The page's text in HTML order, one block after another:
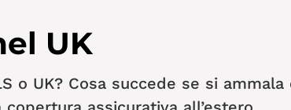
UK
o UK? Cosa succede se si ammala